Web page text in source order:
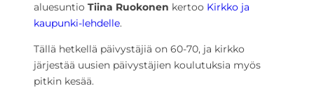
aluesuntio Tiina Ruokonen kertoo Kirkko ja
kaupunki-lehdelle.
Tällä hetkellä päivystäjiä on 60-70, ja kirkko
järjestää uusien päivystäjien koulutuksia myös
pitkin kesää.